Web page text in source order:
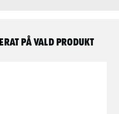
på vald produkt